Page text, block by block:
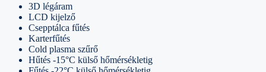
3D légáram
LCD kijelző
Csepptálca fűtés
Karterfűtés
Cold plasma szűrő
Hűtés -15°C külső hőmérsékletig